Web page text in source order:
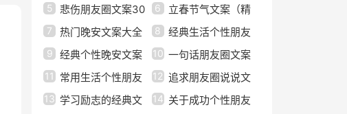
案大全（精选80句）
录文案汇总50句精选
5
悲伤朋友圈文案30
句
6
立春节气文案（精
选30句）
7
热门晚安文案大全
（精选70句）
8
经典生活个性朋友
圈文案句子（通用40
句）
9
经典个性晚安文案
75句精选
10 一句话朋友圈文案
句子（精选130句）
11
常用生活个性朋友
圈文案大全（通用90
12 追求朋友圈说说文
案（精选50句）
13 学习励志的经典文
14 关于成功个性朋友